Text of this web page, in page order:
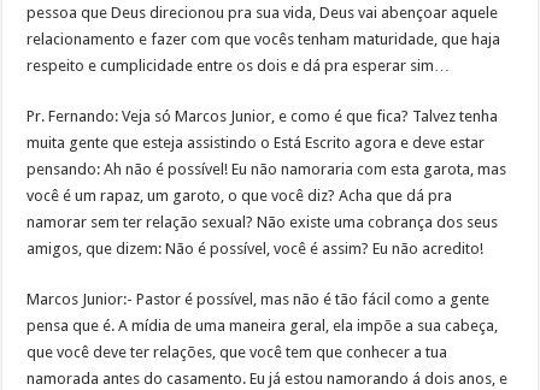
pessoa que Deus direcionou pra sua vida, Deus vai abençoar aquele
relacionamento e fazer com que vocês tenham maturidade, que haja
respeito e cumplicidade entre os dois e dá pra esperar sim…
Pr. Fernando: Veja só Marcos Junior, e como é que fica? Talvez tenha
muita gente que esteja assistindo o Está Escrito agora e deve estar
pensando: Ah não é possível! Eu não namoraria com esta garota, mas
você é um rapaz, um garoto, o que você diz? Acha que dá pra
namorar sem ter relação sexual? Não existe uma cobrança dos seus
amigos, que dizem: Não é possível, você é assim? Eu não acredito!
Marcos Junior:- Pastor é possível, mas não é tão fácil como a gente
pensa que é. A mídia de uma maneira geral, ela impõe a sua cabeça,
que você deve ter relações, que você tem que conhecer a tua
namorada antes do casamento. Eu já estou namorando á dois anos, e